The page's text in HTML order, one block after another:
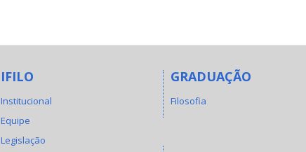
IFILO
Institucional
Equipe
Legislação
GRADUAÇÃO
Filosofia